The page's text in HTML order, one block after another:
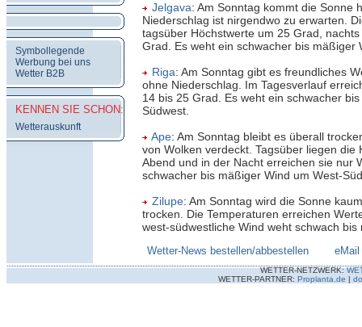
Symbollegende
Werbung bei uns
Wetter B2B
KENNEN SIE SCHON:
Wetterauskunft
Jelgava: Am Sonntag kommt die Sonne
Niederschlag ist nirgendwo zu erwarten.
tagsüber Höchstwerte um 25 Grad,
Grad. Es weht ein schwacher bis mäßiger
Riga: Am Sonntag gibt es freundliches
ohne Niederschlag. Im Tagesverlauf
14 bis 25 Grad. Es weht ein schwacher
Südwest.
Ape: Am Sonntag bleibt es überall
von Wolken verdeckt. Tagsüber liegen
Abend und in der Nacht erreichen sie nur
schwacher bis mäßiger Wind um West-
Zilupe: Am Sonntag wird die Sonne
trocken. Die Temperaturen erreichen
west-südwestliche Wind weht schwach bis
Wetter-News bestellen/abbestellen eMail
WETTER-NETZWERK:
WETTER-PARTNER: Proplanta.de |